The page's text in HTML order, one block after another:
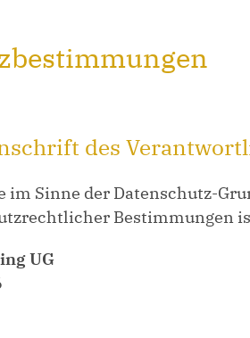
des
im Sinne der Datenschutz-
Bestimmungen
UG